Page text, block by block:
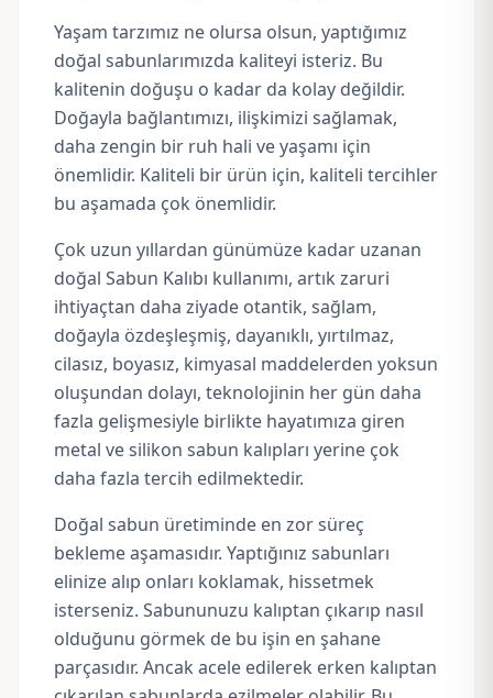
Yaşam tarzımız ne olursa olsun, yaptığımız
doğal sabunlarımızda kaliteyi isteriz. Bu
kalitenin doğuşu o kadar da kolay değildir.
Doğayla bağlantımızı, ilişkimizi sağlamak,
daha zengin bir ruh hali ve yaşamı için
önemlidir. Kaliteli bir ürün için, kaliteli tercihler
bu aşamada çok önemlidir.
Çok uzun yıllardan günümüze kadar uzanan
doğal Sabun Kalıbı kullanımı, artık zaruri
ihtiyaçtan daha ziyade otantik, sağlam,
doğayla özdeşleşmiş, dayanıklı, yırtılmaz,
cilasız, boyasız, kimyasal maddelerden yoksun
oluşundan dolayı, teknolojinin her gün daha
fazla gelişmesiyle birlikte hayatımıza giren
metal ve silikon sabun kalıpları yerine çok
daha fazla tercih edilmektedir.
Doğal sabun üretiminde en zor süreç
bekleme aşamasıdır. Yaptığınız sabunları
elinize alıp onları koklamak, hissetmek
isterseniz. Sabununuzu kalıptan çıkarıp nasıl
olduğunu görmek de bu işin en şahane
parçasıdır. Ancak acele edilerek erken kalıptan